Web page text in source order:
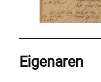
Eigenaren